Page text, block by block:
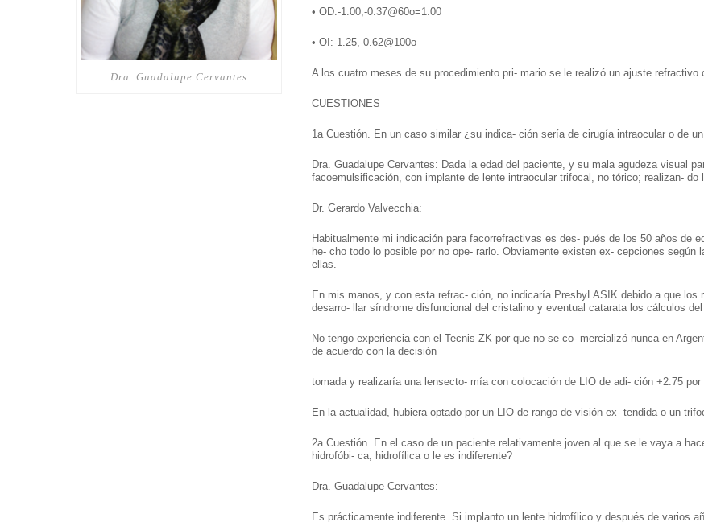
Dra. Guadalupe Cervantes
• OD:-1.00,-0.37@60o=1.00
• OI:-1.25,-0.62@100o
A los cuatro meses de su procedimiento pri- mario se le realizó un ajuste
CUESTIONES
1a Cuestión. En un caso similar ¿su indica- ción sería de cirugía intraocular o de
Dra. Guadalupe Cervantes: Dada la edad del paciente, y su mala agudeza visual
facoemulsificación, con implante de lente intraocular trifocal, no tórico; realizan- do
Dr. Gerardo Valvecchia:
Habitualmente mi indicación para facorrefractivas es des- pués de los 50 años de
he- cho todo lo posible por no ope- rarlo. Obviamente existen ex- cepciones
ellas.
En mis manos, y con esta refrac- ción, no indicaría PresbyLASIK debido a que
desarro- llar síndrome disfuncional del cristalino y eventual catarata los cálculos
No tengo experiencia con el Tecnis ZK por que no se co- mercializó nunca en
de acuerdo con la decisión
tomada y realizaría una lensecto- mía con colocación de LIO de adi- ción +2.75 por
En la actualidad, hubiera optado por un LIO de rango de visión ex- tendida o un
2a Cuestión. En el caso de un paciente relativamente joven al que se le vaya a
hidrofóbi- ca, hidrofílica o le es indiferente?
Dra. Guadalupe Cervantes:
Es prácticamente indiferente. Si implanto un lente hidrofílico y después de varios